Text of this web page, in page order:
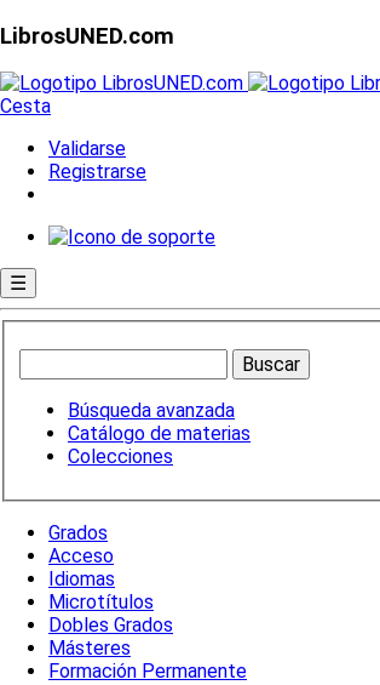
LibrosUNED.com
Cesta
Validarse
Registrarse
☰
Búsqueda avanzada
Catálogo de materias
Colecciones
Grados
Acceso
Idiomas
Microtítulos
Dobles Grados
Másteres
Formación Permanente